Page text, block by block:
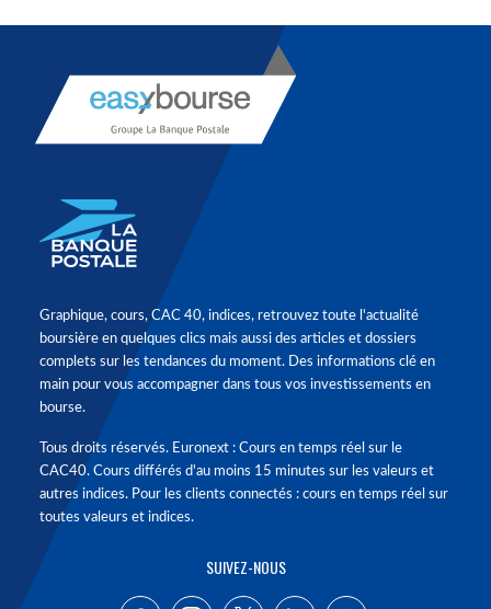
Graphique, cours, CAC 40, indices, retrouvez toute l'actualité
boursière en quelques clics mais aussi des articles et dossiers
complets sur les tendances du moment. Des informations clé en
main pour vous accompagner dans tous vos investissements en
bourse.
Tous droits réservés. Euronext : Cours en temps réel sur le
CAC40. Cours différés d'au moins 15 minutes sur les valeurs et
autres indices. Pour les clients connectés : cours en temps réel sur
toutes valeurs et indices.
SUIVEZ-NOUS